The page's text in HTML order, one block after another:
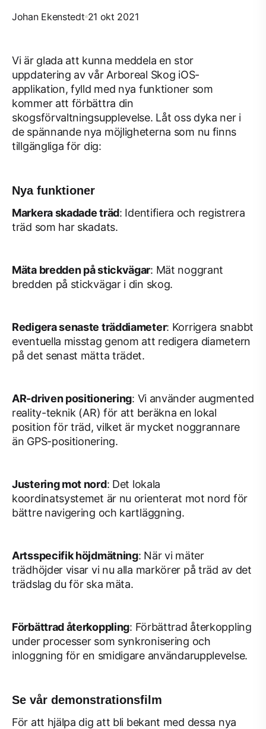
Johan Ekenstedt 21 okt 2021
Vi är glada att kunna meddela en stor
uppdatering av vår Arboreal Skog iOS-
applikation, fylld med nya funktioner som
kommer att förbättra din
skogsförvaltningsupplevelse. Låt oss dyka ner i
de spännande nya möjligheterna som nu finns
tillgängliga för dig:
Nya funktioner
Markera skadade träd: Identifiera och registrera
träd som har skadats.
Mäta bredden på stickvägar: Mät noggrant
bredden på stickvägar i din skog.
Redigera senaste träddiameter: Korrigera snabbt
eventuella misstag genom att redigera diametern
på det senast mätta trädet.
AR-driven positionering: Vi använder augmented
reality-teknik (AR) för att beräkna en lokal
position för träd, vilket är mycket noggrannare
än GPS-positionering.
Justering mot nord: Det lokala
koordinatsystemet är nu orienterat mot nord för
bättre navigering och kartläggning.
Artsspecifik höjdmätning: När vi mäter
trädhöjder visar vi nu alla markörer på träd av det
trädslag du för ska mäta.
Förbättrad återkoppling: Förbättrad återkoppling
under processer som synkronisering och
inloggning för en smidigare användarupplevelse.
Se vår demonstrationsfilm
För att hjälpa dig att bli bekant med dessa nya